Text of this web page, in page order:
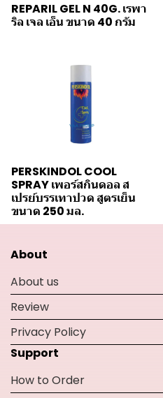
REPARIL GEL N 40G. เรพา
ริล เจล เอ็น ขนาด 40 กรัม
PERSKINDOL COOL
SPRAY เพอร์สกินดอล ส
เปรย์บรรเทาปวด สูตรเย็น
ขนาด 250 มล.
About
About us
Review
Privacy Policy
Support
How to Order